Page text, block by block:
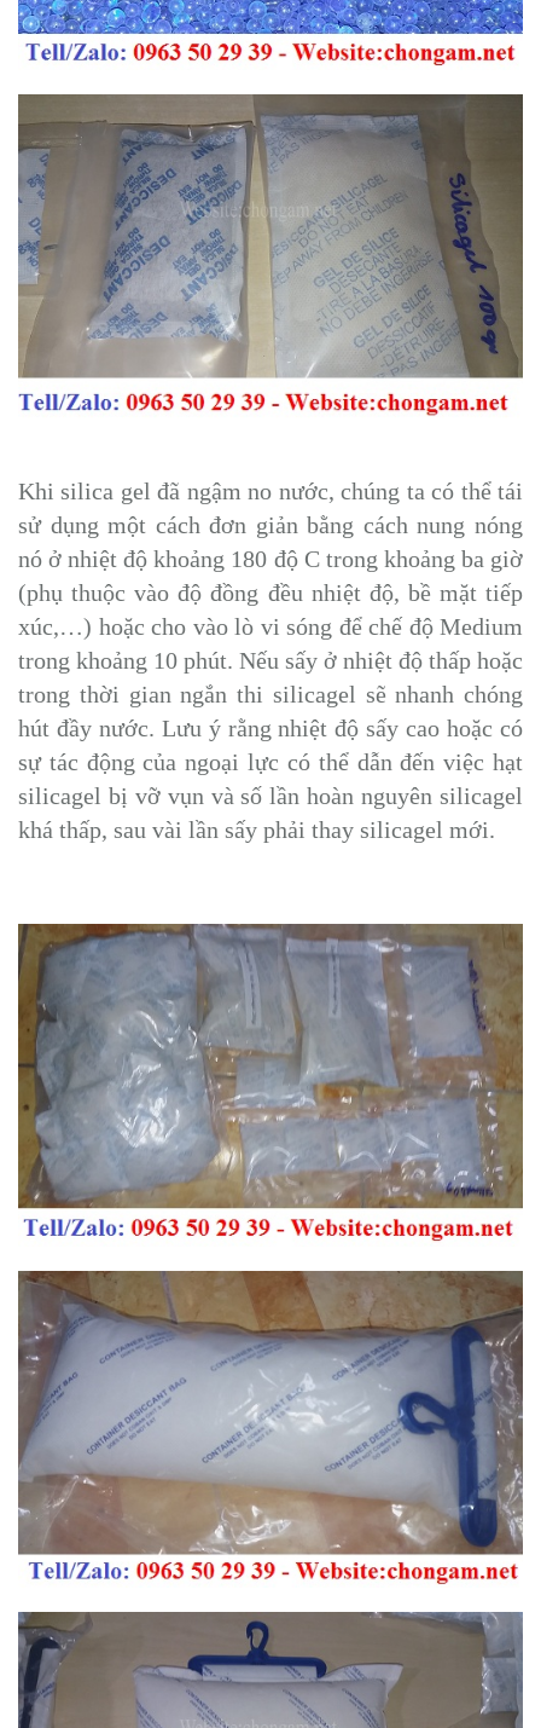
Khi silica gel đã ngậm no nước, chúng ta có thể tái
sử dụng một cách đơn giản bằng cách nung nóng
nó ở nhiệt độ khoảng 180 độ C trong khoảng ba giờ
(phụ thuộc vào độ đồng đều nhiệt độ, bề mặt tiếp
xúc,…) hoặc cho vào lò vi sóng để chế độ Medium
trong khoảng 10 phút. Nếu sấy ở nhiệt độ thấp hoặc
trong thời gian ngắn thi silicagel sẽ nhanh chóng
hút đầy nước. Lưu ý rằng nhiệt độ sấy cao hoặc có
sự tác động của ngoại lực có thể dẫn đến việc hạt
silicagel bị vỡ vụn và số lần hoàn nguyên silicagel
khá thấp, sau vài lần sấy phải thay silicagel mới.